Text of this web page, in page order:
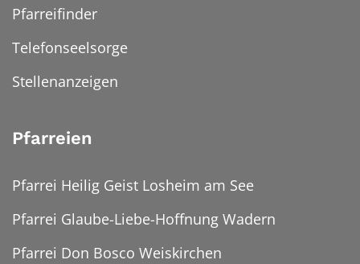
Pfarreifinder
Telefonseelsorge
Stellenanzeigen
Pfarreien
Pfarrei Heilig Geist Losheim am See
Pfarrei Glaube-Liebe-Hoffnung Wadern
Pfarrei Don Bosco Weiskirchen